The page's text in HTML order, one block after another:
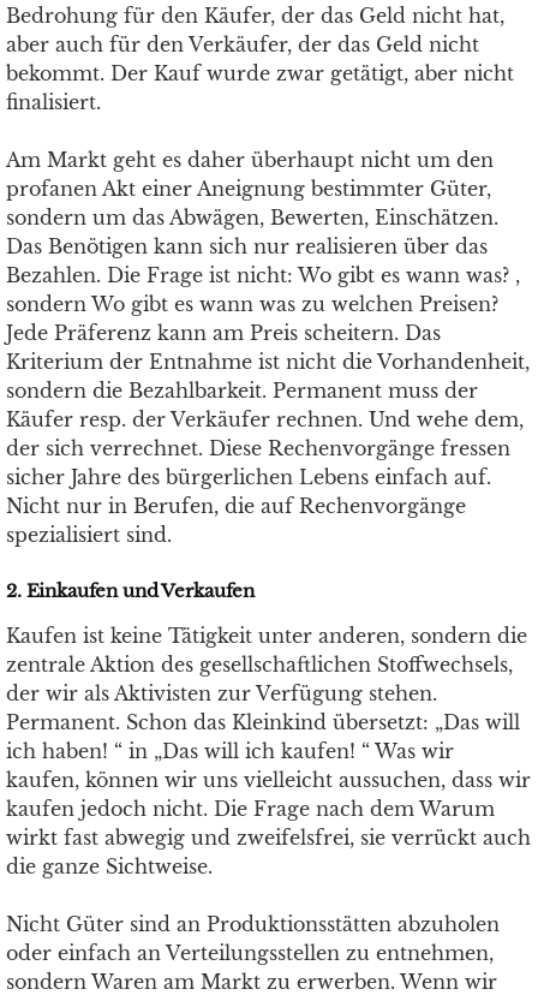
Bedrohung für den Käufer, der das Geld nicht hat,
aber auch für den Verkäufer, der das Geld nicht
bekommt. Der Kauf wurde zwar getätigt, aber nicht
finalisiert.
Am Markt geht es daher überhaupt nicht um den
profanen Akt einer Aneignung bestimmter Güter,
sondern um das Abwägen, Bewerten, Einschätzen.
Das Benötigen kann sich nur realisieren über das
Bezahlen. Die Frage ist nicht: Wo gibt es wann was? ,
sondern Wo gibt es wann was zu welchen Preisen?
Jede Präferenz kann am Preis scheitern. Das
Kriterium der Entnahme ist nicht die Vorhandenheit,
sondern die Bezahlbarkeit. Permanent muss der
Käufer resp. der Verkäufer rechnen. Und wehe dem,
der sich verrechnet. Diese Rechenvorgänge fressen
sicher Jahre des bürgerlichen Lebens einfach auf.
Nicht nur in Berufen, die auf Rechenvorgänge
spezialisiert sind.
2. Einkaufen und Verkaufen
Kaufen ist keine Tätigkeit unter anderen, sondern die
zentrale Aktion des gesellschaftlichen Stoffwechsels,
der wir als Aktivisten zur Verfügung stehen.
Permanent. Schon das Kleinkind übersetzt: „Das will
ich haben! “ in „Das will ich kaufen! “ Was wir
kaufen, können wir uns vielleicht aussuchen, dass wir
kaufen jedoch nicht. Die Frage nach dem Warum
wirkt fast abwegig und zweifelsfrei, sie verrückt auch
die ganze Sichtweise.
Nicht Güter sind an Produktionsstätten abzuholen
oder einfach an Verteilungsstellen zu entnehmen,
sondern Waren am Markt zu erwerben. Wenn wir